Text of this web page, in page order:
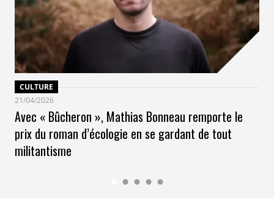
CULTURE
21/04/2026
Avec « Bûcheron », Mathias Bonneau remporte le
prix du roman d’écologie en se gardant de tout
militantisme